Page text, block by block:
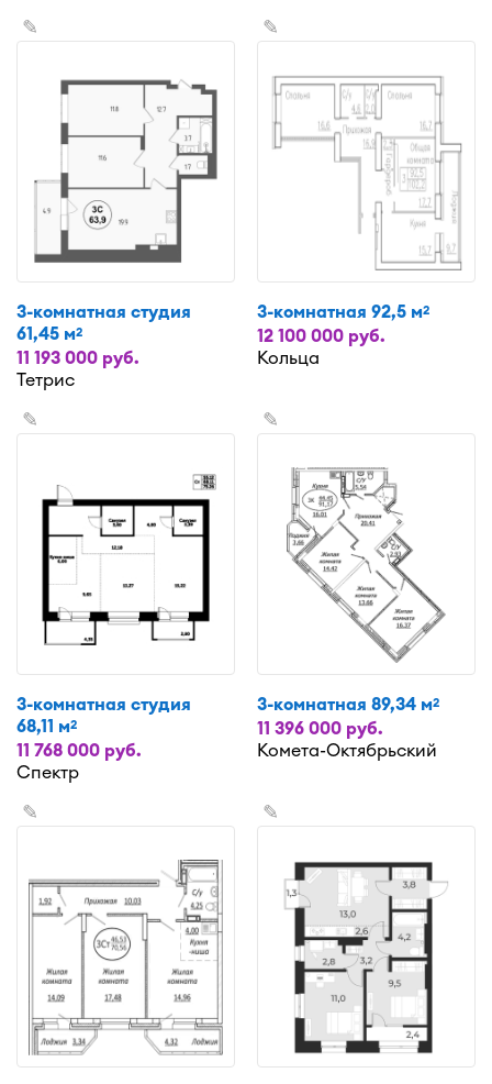
✎
3-комнатная студия
61,45 м2
11 193 000 руб.
Тетрис
✎
3-комнатная 92,5 м2
12 100 000 руб.
Кольца
✎
3-комнатная студия
68,11 м2
11 768 000 руб.
Спектр
✎
3-комнатная 89,34 м2
11 396 000 руб.
Комета-Октябрьский
✎ ✎